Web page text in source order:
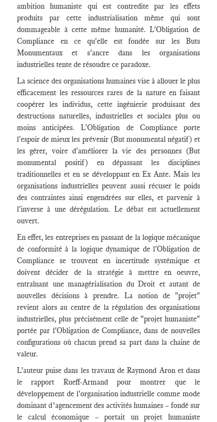
ambition humaniste qui est contredite par les effets
produits par cette industrialisation même qui sont
dommageable à cette même humanité. L'Obligation de
Compliance en ce qu'elle est fondée sur les Buts
Monumentaux et s'ancre dans les organisations
industrielles tente de résoudre ce paradoxe.
La science des organisations humaines vise à allouer le plus
efficacement les ressources rares de la nature en faisant
coopérer les individus, cette ingénierie produisant des
destructions naturelles, industrielles et sociales plus ou
moins anticipées. L'Obligation de Compliance porte
l'espoir de mieux les prévenir (But monumental négatif) et
les gérer, voire d'améliorer la vie des personnes (But
monumental positif) en dépassant les disciplines
traditionnelles et en se développant en Ex Ante. Mais les
organisations industrielles peuvent aussi récuser le poids
des contraintes ainsi engendrées sur elles, et parvenir à
l'inverse à une dérégulation. Le débat est actuellement
ouvert.
En effet, les entreprises en passant de la logique mécanique
de conformité à la logique dynamique de l'Obligation de
Compliance se trouvent en incertitude systémique et
doivent décider de la stratégie à mettre en oeuvre,
entraînant une managérialisation du Droit et autant de
nouvelles décisions à prendre. La notion de "projet"
revient alors au centre de la régulation des organisations
industrielles, plus précisément celle de "projet humaniste"
portée par l'Obligation de Compliance, dans de nouvelles
configurations où chacun prend sa part dans la chaine de
valeur.
L'auteur puise dans les travaux de Raymond Aron et dans
le rapport Rueff-Armand pour montrer que le
développement de l'organisation industrielle comme mode
dominant d’agencement des activités humaines – fondé sur
le calcul économique – portait un projet humaniste